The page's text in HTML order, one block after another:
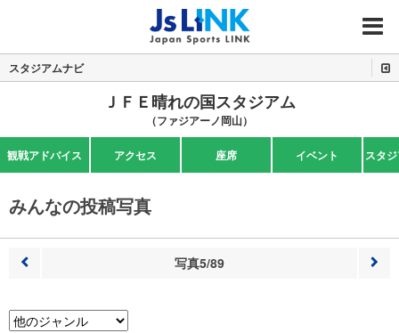
MENU
スタジアムナビ
ＪＦＥ晴れの国スタジアム
（ファジアーノ岡山）
観戦アドバイス アクセス 座席 イベント スタ
みんなの投稿写真
写真5/89